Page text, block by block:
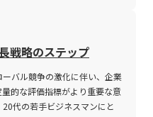
に把握するためには、各種
な分析が必要である。 ・経
する急激な価格変動に対し、
れる。 ・市場の流動性低下
くなるため、取引コストやス
。 ・ボラティリティが極端
あります。一方で、オンプレ
易である反面、導入に時間と
。このため、実態に即した導
第三に、サポート体制および
際に注意すべきポイントで
き方改革など、外部環境の変
数の施策や戦略を並行して検
を高め、関係者間での認識共
ば、新規事業の立ち上げやマ
のための設備投資の判断な
。さらに、定量的評価のプロ
に偏るリスクを低減し、科学
合に、各区間ごとにまとめる
示されます。例えば、厚生労
資料において、データを視覚
ためのツールとして用いつつ
ジア31カ国の男女平均寿命
戦略のステップ
バル競争の激化に伴い、企業
的な評価指標がより重要な意
代の若手ビジネスマンにと